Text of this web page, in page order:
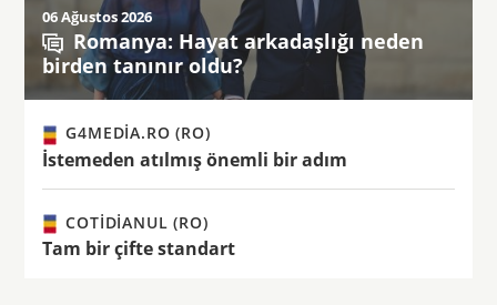
06 Ağustos 2026
Romanya: Hayat arkadaşlığı neden
birden tanınır oldu?
G4MEDIA.RO (RO)
İstemeden atılmış önemli bir adım
COTIDIANUL (RO)
Tam bir çifte standart